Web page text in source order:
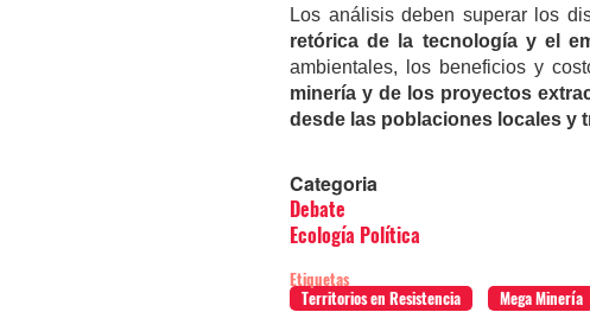
Los análisis deben superar los
retórica de la tecnología y el
ambientales, los beneficios y
minería y de los proyectos
desde las poblaciones locales y
Categoria
Debate
Ecología Política
Etiquetas
Territorios en Resistencia
Mega Minería